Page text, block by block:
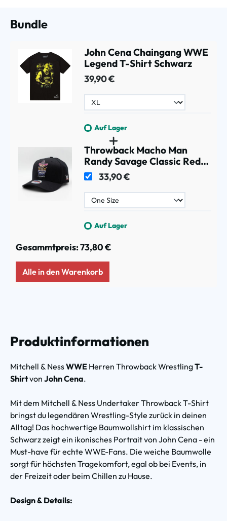
Bundle
John Cena Chaingang WWE
Legend T-Shirt Schwarz
39,90 €
Auf Lager
Throwback Macho Man
Randy Savage Classic Red
Snapback WWE Cap
Schwarz
33,90 €
Auf Lager
Gesammtpreis:73,80 €
Alle in den Warenkorb
Produktinformationen
Mitchell & NessWWE Herren Throwback WrestlingT-
Shirtvon John Cena.
Mit dem Mitchell & Ness Undertaker Throwback T-Shirt
bringst du legendären Wrestling-Style zurück in deinen
Alltag! Das hochwertige Baumwollshirt im klassischen
Schwarz zeigt ein ikonisches Portrait von John Cena - ein
Must-have für echte WWE-Fans. Die weiche Baumwolle
sorgt für höchsten Tragekomfort, egal ob bei Events, in
der Freizeit oder beim Chillen zu Hause.
Design & Details: